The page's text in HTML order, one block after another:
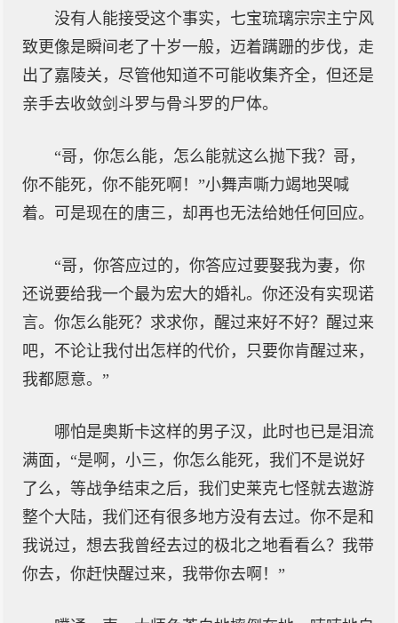
没有人能接受这个事实，七宝琉璃宗宗主宁风
致更像是瞬间老了十岁一般，迈着蹒跚的步伐，走
出了嘉陵关，尽管他知道不可能收集齐全，但还是
亲手去收敛剑斗罗与骨斗罗的尸体。
“哥，你怎么能，怎么能就这么抛下我？哥，
你不能死，你不能死啊！”小舞声嘶力竭地哭喊
着。可是现在的唐三，却再也无法给她任何回应。
“哥，你答应过的，你答应过要娶我为妻，你
还说要给我一个最为宏大的婚礼。你还没有实现诺
言。你怎么能死？求求你，醒过来好不好？醒过来
吧，不论让我付出怎样的代价，只要你肯醒过来，
我都愿意。”
哪怕是奥斯卡这样的男子汉，此时也已是泪流
满面，“是啊，小三，你怎么能死，我们不是说好
了么，等战争结束之后，我们史莱克七怪就去遨游
整个大陆，我们还有很多地方没有去过。你不是和
我说过，想去我曾经去过的极北之地看看么？我带
你去，你赶快醒过来，我带你去啊！”